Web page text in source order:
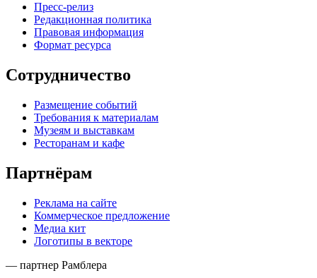
Пресс-релиз
Редакционная политика
Правовая информация
Формат ресурса
Сотрудничество
Размещение событий
Требования к материалам
Музеям и выставкам
Ресторанам и кафе
Партнёрам
Реклама на сайте
Коммерческое предложение
Медиа кит
Логотипы в векторе
— партнер Рамблера